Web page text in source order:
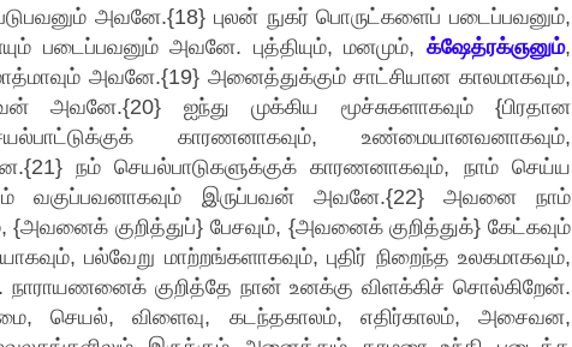
அவனே.{18} புலன் நுகர் பொருட்களைப் படைப்பவனும்,
படைப்பவனும் அவனே. புத்தியும், மனமும், க்ஷேத்ரக்ஞனும்,
அவனே.{19} அனைத்துக்கும் சாட்சியான காலமாகவும்,
அவனே.{20} ஐந்து முக்கிய மூச்சுகளாகவும் {பிரதான
காரணனாகவும், உண்மையானவனாகவும்,
நம் செயல்பாடுகளுக்குக் காரணனாகவும், நாம் செய்ய
வகுப்பவனாகவும் இருப்பவன் அவனே.{22} அவனை நாம்
{அவனைக் குறித்துப்} பேசவும், {அவனைக் குறித்துக்} கேட்கவும்
பல்வேறு மாற்றங்களாகவும், புதிர் நிறைந்த உலகமாகவும்,
குறித்தே நான் உனக்கு விளக்கிச் சொல்கிறேன்.
செயல், விளைவு, கடந்தகாலம், எதிர்காலம், அசைவன,